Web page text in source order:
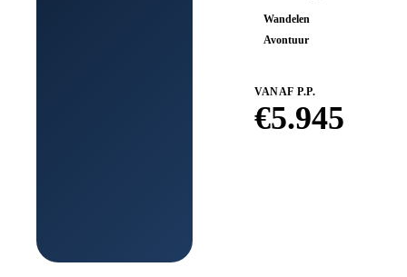
Wandelen
Avontuur
VANAF P.P.
€5.945